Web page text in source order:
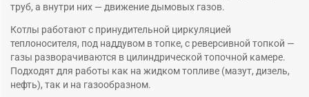
труб, а внутри них — движение дымовых газов.
Котлы работают с принудительной циркуляцией
теплоносителя, под наддувом в топке, с реверсивной топкой —
газы разворачиваются в цилиндрической топочной камере.
Подходят для работы как на жидком топливе (мазут, дизель,
нефть), так и на газообразном.